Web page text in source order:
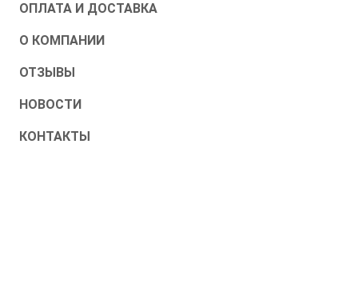
ОПЛАТА И ДОСТАВКА
О КОМПАНИИ
ОТЗЫВЫ
НОВОСТИ
КОНТАКТЫ